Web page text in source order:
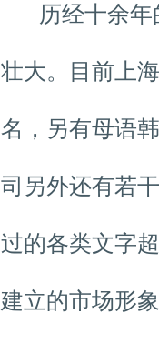
历经十余年
壮大。目前上
名，另有母语
司另外还有若
过的各类文字
建立的市场形